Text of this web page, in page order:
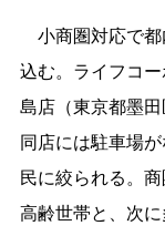
小商圏対応で都
込む。ライフコ
島店（東京都墨田
同店には駐車場
民に絞られる。
高齢世帯と、次